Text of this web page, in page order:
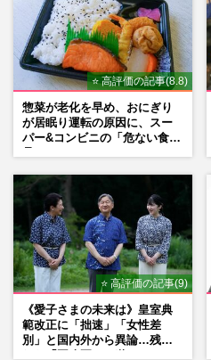
⭐ 高評価の記事(8.8)
惣菜が老化を早め、おにぎり
が居眠り運転の原因に、スー
パー&コンビニの「危ない食
⭐ 高評価の記事(9)
《愛子さまの未来は》皇室典
範改正に「拙速」「女性差
別」と国内外から異論…残さ